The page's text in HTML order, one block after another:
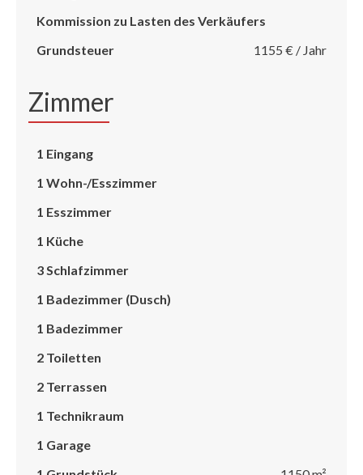
Kommission zu Lasten des Verkäufers
Grundsteuer
1155 € / Jahr
Zimmer
1 Eingang
1 Wohn-/Esszimmer
1 Esszimmer
1 Küche
3 Schlafzimmer
1 Badezimmer (Dusch)
1 Badezimmer
2 Toiletten
2 Terrassen
1 Technikraum
1 Garage